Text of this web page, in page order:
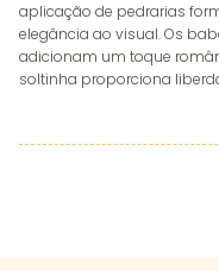
aplicação de pedrarias
elegância ao visual. Os
adicionam um toque
soltinha proporciona